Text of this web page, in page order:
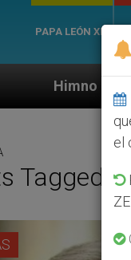
PAPA LEÓN XIV
la Jornada
Tagged
el